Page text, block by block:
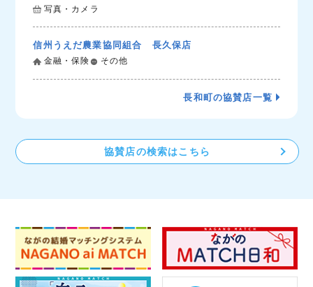
写真・カメラ
信州うえだ農業協同組合 長久保店
金融・保険 その他
長和町の協賛店一覧
協賛店の検索はこちら